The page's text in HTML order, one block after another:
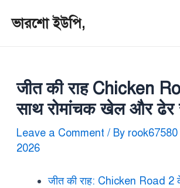
ভারশো ইউপি,
जीत की राह Chicken
साथ रोमांचक खेल और ढेर
Leave a Comment / By rook67580
2026
जीत की राह: Chicken Road 2